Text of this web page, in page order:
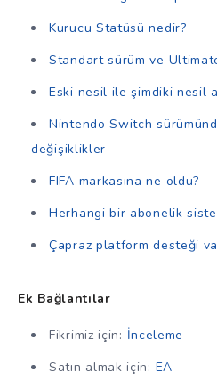
Kurucu Statüsü nedir?
Standart sürüm ve
Eski nesil ile şimdiki nesil
Nintendo Switch
değişiklikler
FIFA markasına ne oldu?
Herhangi bir abonelik
Çapraz platform desteği
Ek Bağlantılar
Fikrimiz için: İnceleme
Satın almak için: EA